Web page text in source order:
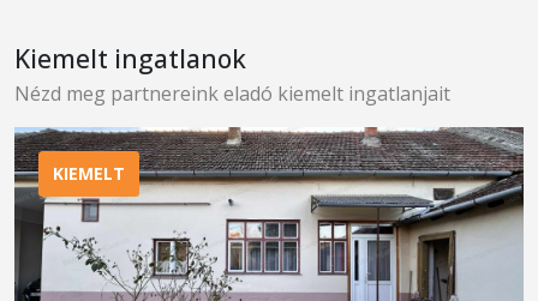
Kiemelt ingatlanok
Nézd meg partnereink eladó kiemelt ingatlanjait
KIEMELT